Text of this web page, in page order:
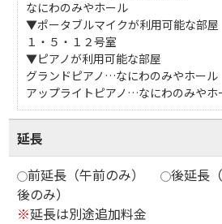
なにわのみやホール
▼ポータブルマイクが利用可能な部屋
１・５・１２号室
▼ピアノが利用可能な部屋
グランドピアノ…なにわのみやホール
アップライトピアノ…なにわのみやホ
延長
前延長（午前のみ）
後延長
後のみ）
※延長は別途追加料金